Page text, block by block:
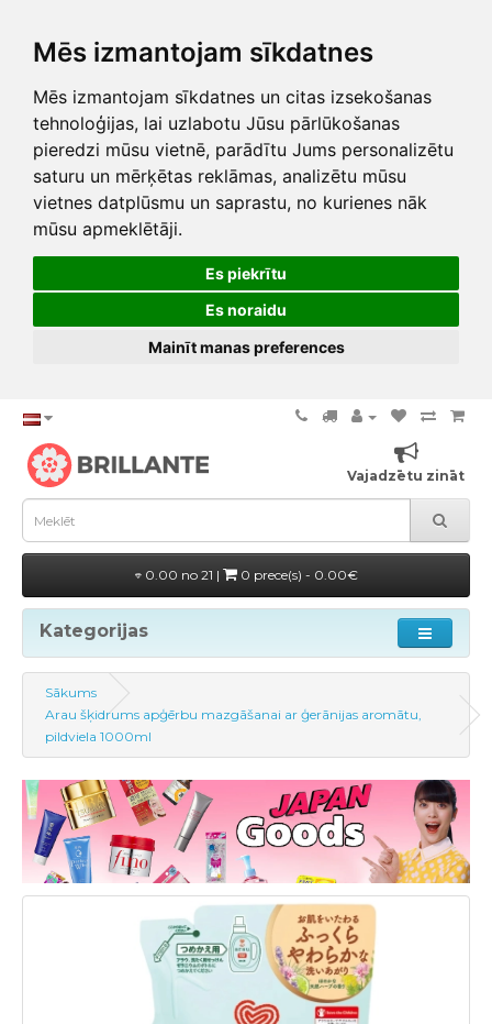
Mēs izmantojam sīkdatnes
Mēs izmantojam sīkdatnes un citas izsekošanas
tehnoloģijas, lai uzlabotu Jūsu pārlūkošanas
pieredzi mūsu vietnē, parādītu Jums personalizētu
saturu un mērķētas reklāmas, analizētu mūsu
vietnes datplūsmu un saprastu, no kurienes nāk
mūsu apmeklētāji.
Es piekrītu
Es noraidu
Mainīt manas preferences
Vajadzētu zināt
0.00 no 21 | 0 prece(s) - 0.00€
Kategorijas
Sākums
Arau šķidrums apģērbu mazgāšanai ar ģerānijas aromātu,
pildviela 1000ml